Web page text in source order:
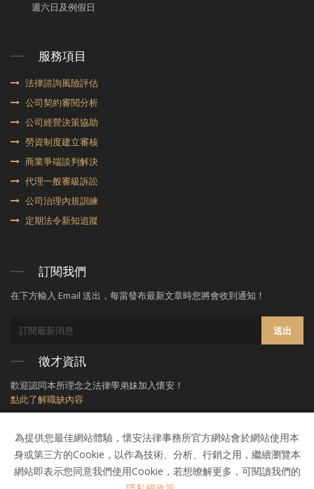
週六日及例假日
服務項目
法律諮詢風險評估
公司契約審閱分析
公司經營決策協助
勞資制度建立審核
商業爭端談判解決
代理⼀般審級訴訟
公司治理內規訓練
定期法令新知追蹤
訂閱我們
在下方輸入 Email 送出，每當發布最新文章時您將會收到通知！
送出
徵才資訊
歡迎認同本所理念之法律學弟妹加入懷安！
點此了解職缺內容
為提供您最佳網站體驗，懷安法律事務所官方網站會於網站使用本
身或第三方的Cookie，以作為技術、分析、行銷之用，繼續瀏覽本
網站即表示您同意我們使用Cookie，若想暸解更多，可閱讀我們的